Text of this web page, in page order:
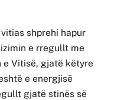
shprehi hapur
e rregullt me
Vitisë, gjatë këtyre
e energjisë
gjatë stinës së